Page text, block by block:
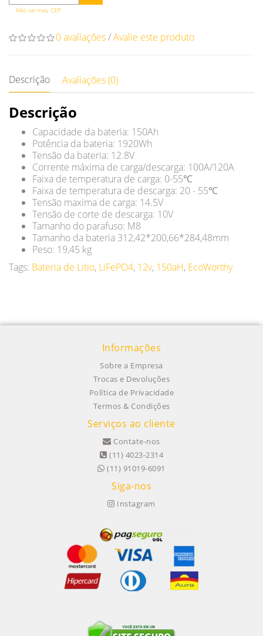
Não sei meu CEP
0 avaliações/Avalie este produto
Descrição Avaliações (0)
Descrição
Capacidade da bateria: 150Ah
Potência da bateria: 1920Wh
Tensão da bateria: 12.8V
Corrente máxima de carga/descarga: 100A/120A
Faixa de temperatura de carga: 0-55℃
Faixa de temperatura de descarga: 20 - 55℃
Tensão maxima de carga: 14.5V
Tensão de corte de descarga: 10V
Tamanho do parafuso: M8
Tamanho da bateria 312,42*200,66*284,48mm
Peso: 19,45 kg
Tags: Bateria de Litio, LiFePO4, 12v, 150aH, EcoWorthy
Informações
Sobre a Empresa
Trocas e Devoluções
Política de Privacidade
Termos & Condições
Serviços ao cliente
Contate-nos
(11) 4023-2314
(11) 91019-6091
Siga-nos
Instagram